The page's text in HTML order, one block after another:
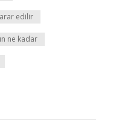
edilir
ne kadar